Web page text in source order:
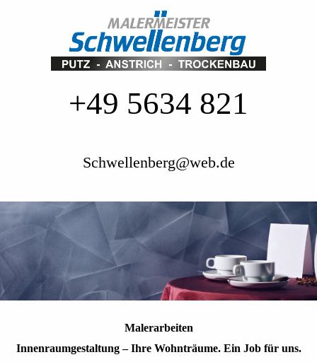
+49 5634 821
Schwellenberg@web.de
Malerarbeiten
Innenraum­gestaltung – Ihre Wohn­träume. Ein Job für uns.